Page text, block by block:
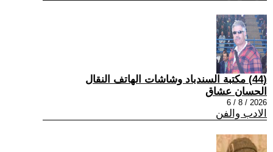
(44) مكتبة السندباد وشاشات الهاتف النقال
الحسان عشاق
2026 / 8 / 6
الادب والفن